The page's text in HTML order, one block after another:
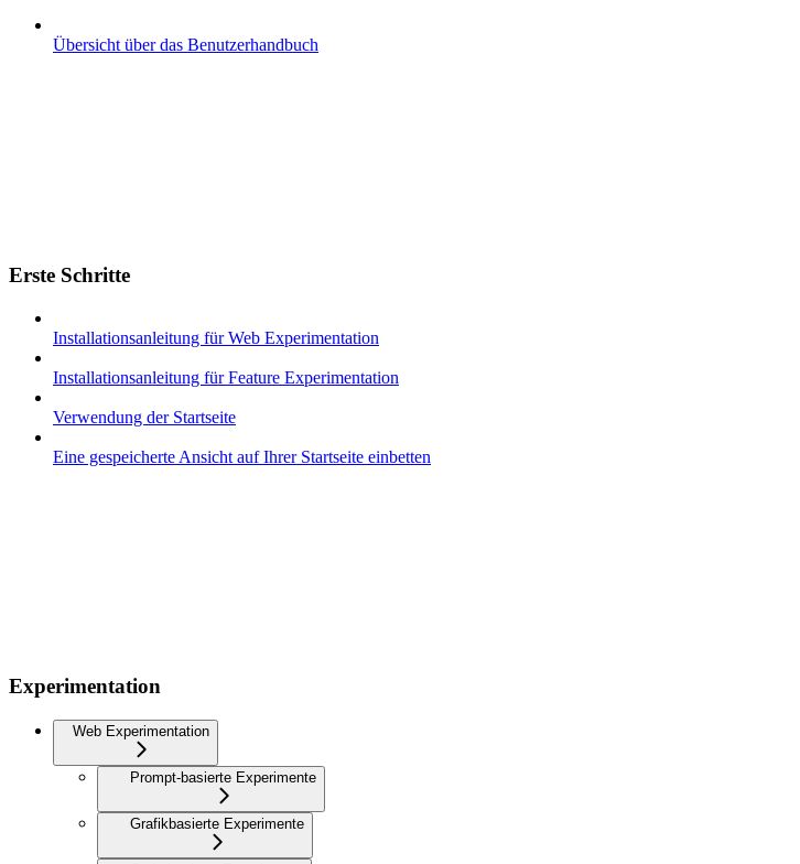
Übersicht über das Benutzerhandbuch
Erste Schritte
Installationsanleitung für Web Experimentation
Installationsanleitung für Feature Experimentation
Verwendung der Startseite
Eine gespeicherte Ansicht auf Ihrer Startseite einbetten
Experimentation
Web Experimentation
Prompt-basierte Experimente
Grafikbasierte Experimente